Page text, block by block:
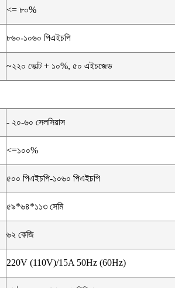
<= ৮০%
৮৬০-১০৬০ পিএইচপি
~২২০ ভোল্ট + ১০%, ৫০ এইচজেড
- ২০-৬০ সেলসিয়াস
<=১০০%
৫০০ পিএইচপি-১০৬০ পিএইচপি
৫৯*৬৪*১১৩ সেমি
৬২ কেজি
220V (110V)/15A 50Hz (60Hz)